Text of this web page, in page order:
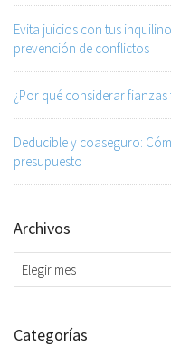
Evita juicios con tus
prevención de conflictos
¿Por qué considerar
Deducible y coaseguro:
presupuesto
Archivos
Archivos
Categorías